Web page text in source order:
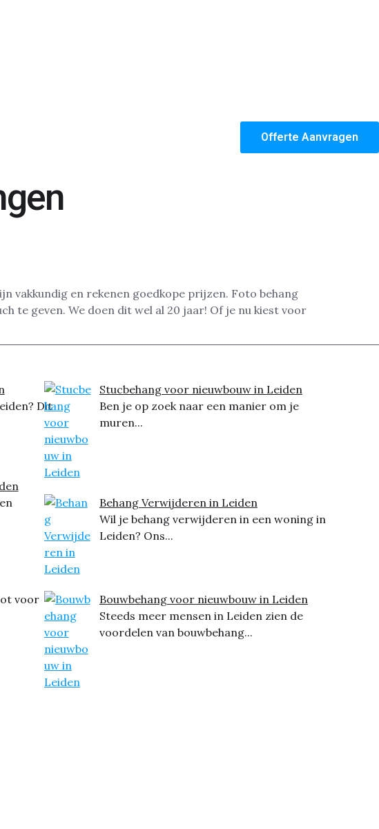
Offerte Aanvragen
vakkundig en rekenen goedkope prijzen. Foto behang
te geven. We doen dit wel al 20 jaar! Of je nu kiest voor
Dit
voor
Stucbehang voor nieuwbouw in Leiden
Ben je op zoek naar een manier om je
muren...
Behang Verwijderen in Leiden
Wil je behang verwijderen in een woning in
Leiden? Ons...
Bouwbehang voor nieuwbouw in Leiden
Steeds meer mensen in Leiden zien de
voordelen van bouwbehang...